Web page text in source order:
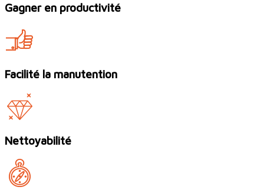
Gagner en productivité
Facilité la manutention
Nettoyabilité